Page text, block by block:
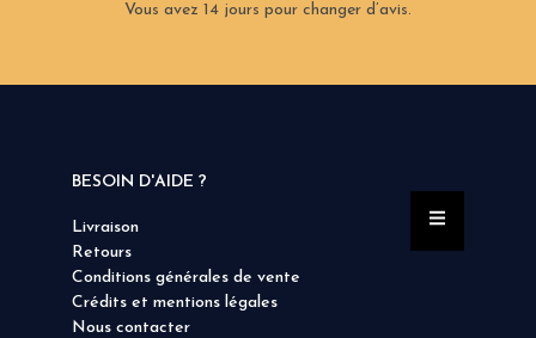
Vous avez 14 jours pour changer d’avis.
BESOIN D'AIDE ?
Livraison
Retours
Conditions générales de vente
Crédits et mentions légales
Nous contacter